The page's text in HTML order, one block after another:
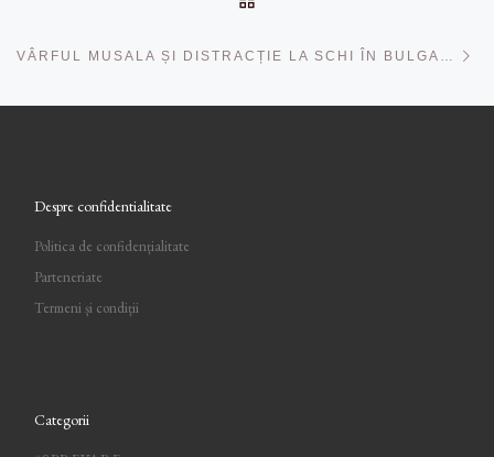
Despre confidentialitate
Politica de confidențialitate
Parteneriate
Termeni și condiții
Categorii